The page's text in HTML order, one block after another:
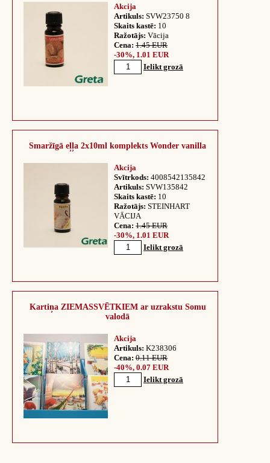
Akcija
Artikuls: SVW23750 8
Skaits kastē: 10
Ražotājs: Vācija
Cena: 1.45 EUR
-30%, 1.01 EUR
Ielikt grozā
Smaržīgā eļļa 2x10ml komplekts Wonder vanilla
Akcija
Svītrkods: 4008542135842
Artikuls: SVW135842
Skaits kastē: 10
Ražotājs: STEINHART
VĀCIJA
Cena: 1.45 EUR
-30%, 1.01 EUR
Ielikt grozā
Kartiņa ZIEMASSVĒTKIEM ar uzrakstu Somu
valodā
Akcija
Artikuls: K238306
Cena: 0.11 EUR
-40%, 0.07 EUR
Ielikt grozā